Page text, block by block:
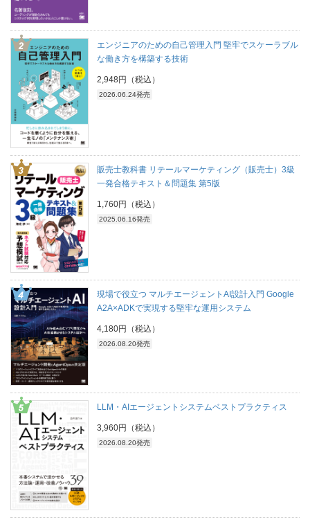
エンジニアのための自己管理入門 堅牢でスケーラブル
な働き方を構築する技術
2,948円（税込）
2026.06.24発売
販売士教科書 リテールマーケティング（販売士）3級
一発合格テキスト＆問題集 第5版
1,760円（税込）
2025.06.16発売
現場で役立つ マルチエージェントAI設計入門 Google
A2A×ADKで実現する堅牢な運用システム
4,180円（税込）
2026.08.20発売
LLM・AIエージェントシステムベストプラクティス
3,960円（税込）
2026.08.20発売